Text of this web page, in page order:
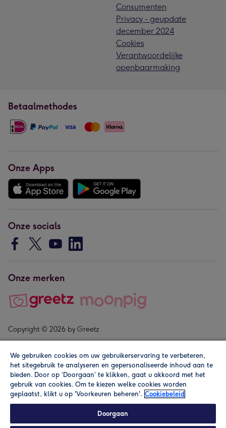
Consumenten
Privacy - geupdate
december 2024
Cookies
Verantwoordelijke
openbaarmaking
Betaalmethodes
Onze Apps
Onze socials
Onze merken
Copyright © 2026 by Greetz
Alle prijzen zijn inclusief btw en andere heffingen. Lees de
We gebruiken cookies om uw gebruikerservaring te verbeteren,
het sitegebruik te analyseren en gepersonaliseerde inhoud aan te
bieden. Door op ‘Doorgaan’ te klikken, gaat u akkoord met het
gebruik van cookies. Om te kiezen welke cookies worden
geplaatst, klikt u op 'Voorkeuren beheren'. Cookiebeleid
Doorgaan